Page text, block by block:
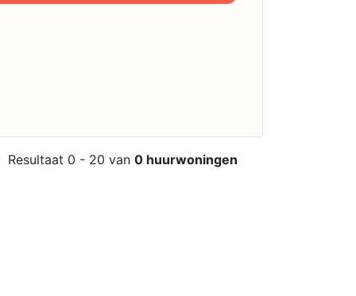
Resultaat 0 - 20 van 0 huurwoningen